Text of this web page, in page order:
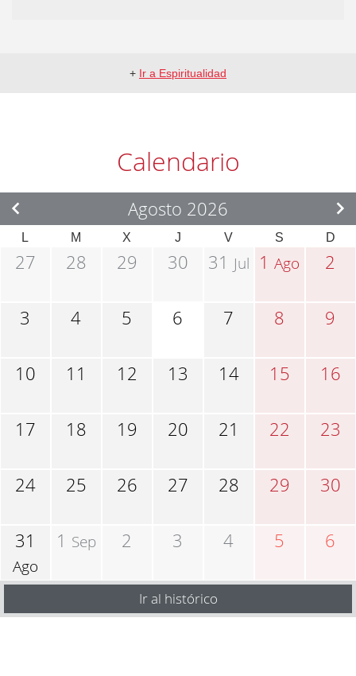
+ Ir a Espiritualidad
Calendario
Agosto 2026
L M X J V S D
27 28 29 30 31 Jul 1Ago 2
3 4 5 6 7 8 9
10 11 12 13 14 15 16
17 18 19 20 21 22 23
24 25 26 27 28 29 30
31
Ago
1 Sep 2 3 4 5 6
Ir al histórico